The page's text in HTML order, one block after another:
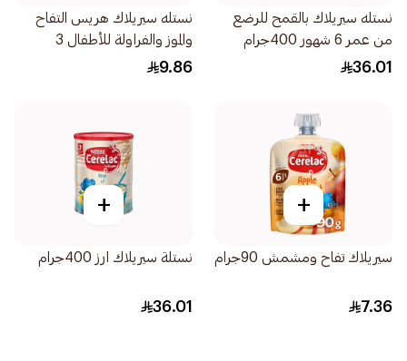
نستله سيريلاك بالقمح للرضع
من عمر 6 شهور 400جرام
36.01
نستله سيريلاك هريس التفاح
والموز والفراولة للأطفال 3
سنوات 110جرام
9.86
+
سيريلاك تفاح ومشمش 90جرام
7.36
+
نستلة سيريلاك ارز 400جرام
36.01